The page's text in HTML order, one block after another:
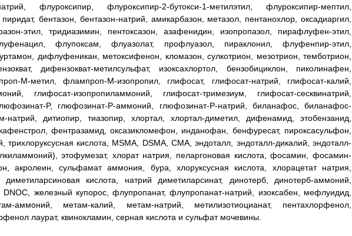
флуроксипир, флуроксипир-2-бутокси-1-метилэтил, флуроксипир-мептил,
бентазон, бентазон-натрий, амикарбазон, метазол, пентанохлор, оксадиаргил,
этил, тридиазимин, пентоксазон, азафенидин, изопропазол, пирафлуфен-этил,
флупоксам, флуазолат, профлуазол, пираклонил, флуфенпир-этил,
дифлуфеникан, метоксифенон, кломазон, сулкотрион, мезотрион, темботрион,
дифензокват-метилсульфат, изоксахлортол, бензобициклон, пиколинафен,
M-метил, флампроп-M-изопропил, глифосат, глифосат-натрий, глифосат-калий,
глифосат-изопропиламмоний, глифосат-тримезиум, глифосат-сесквинатрий,
P, глюфозинат-P-аммоний, глюфозинат-P-натрий, биланафос, биланафос-
натрий, дитиопир, тиазопир, хлортал, хлортал-диметил, дифенамид, этобензанид,
фентразамид, оксазикломефон, инданофан, бенфуресат, пироксасульфон,
кислота, MSMA, DSMA, CMA, эндоталл, эндоталл-дикалий, эндоталл-
этофумезат, хлорат натрия, пеларгоновая кислота, фосамин, фосамин-
акролеин, сульфамат аммония, бура, хлоруксусная кислота, хлорацетат натрия,
кислота, натрий диметиларсинат, динотерб, динотерб-аммоний,
DNOC, железный купорос, флупропанат, флупропанат-натрий, изоксабен, мефлуидид,
аммоний, метам-калий, метам-натрий, метилизотиоцианат, пентахлорфенол,
лаурат, квинокламин, серная кислота и сульфат мочевины.